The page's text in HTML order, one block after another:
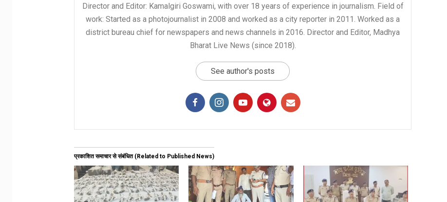
Director and Editor: Kamalgiri Goswami, with over 18 years of experience in journalism. Field of
work: Started as a photojournalist in 2008 and worked as a city reporter in 2011. Worked as a
district bureau chief for newspapers and news channels in 2016. Director and Editor, Madhya
Bharat Live News (since 2018).
See author's posts
प्रकाशित समाचार से संबंधित (Related to Published News)